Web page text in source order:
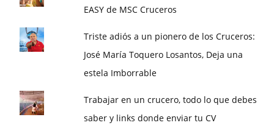
EASY de MSC Cruceros
Triste adiós a un pionero de los Cruceros:
José María Toquero Losantos, Deja una
estela Imborrable
Trabajar en un crucero, todo lo que debes
saber y links donde enviar tu CV